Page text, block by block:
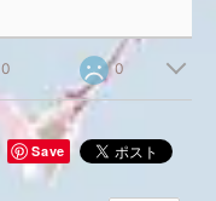
0 0
Save